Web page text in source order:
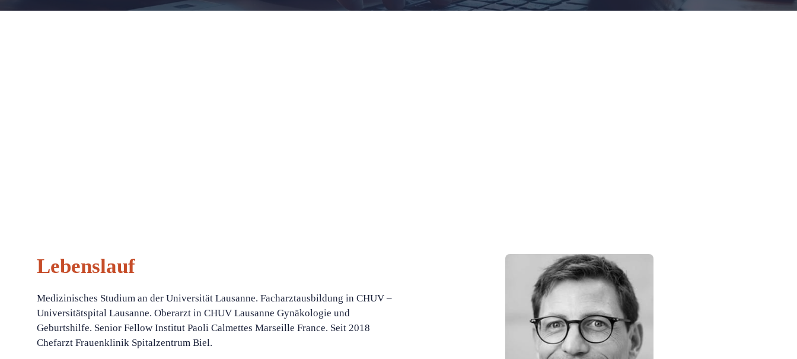
Lebenslauf
Medizinisches Studium an der Universität Lausanne. Facharztausbildung in CHUV –
Universitätspital Lausanne. Oberarzt in CHUV Lausanne Gynäkologie und
Geburtshilfe. Senior Fellow Institut Paoli Calmettes Marseille France. Seit 2018
Chefarzt Frauenklinik Spitalzentrum Biel.